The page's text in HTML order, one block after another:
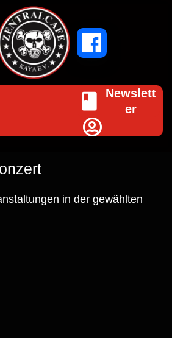
Newslett
er
in der gewählten